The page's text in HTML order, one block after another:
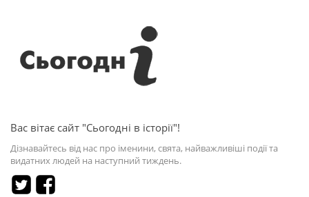
Вас вітає сайт "Сьогодні в історії"!
Дізнавайтесь від нас про іменини, свята, найважливіші події та
видатних людей на наступний тиждень.